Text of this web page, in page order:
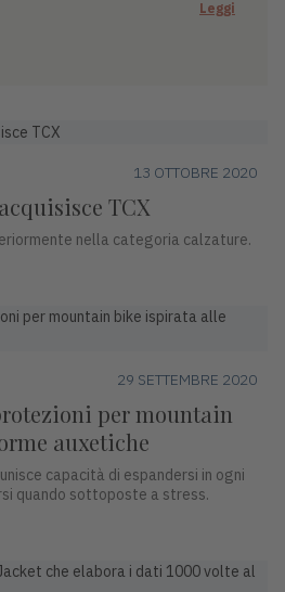
Leggi
13 OTTOBRE 2020
TCX
nella categoria calzature.
29 SETTEMBRE 2020
per mountain
auxetiche
capacità di espandersi in ogni
quando sottoposte a stress.